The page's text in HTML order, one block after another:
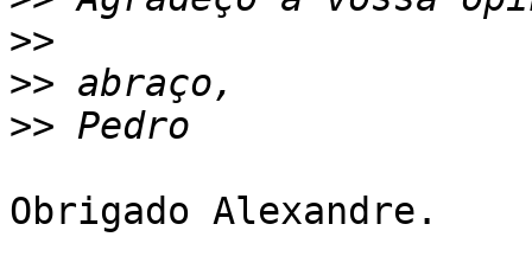
>>
>>
>>
Obrigado Alexandre.